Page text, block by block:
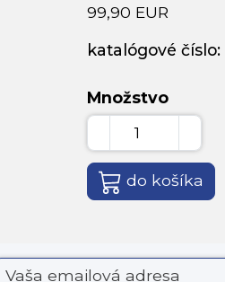
99,90 EUR
katalógové číslo:
Množstvo
do košíka